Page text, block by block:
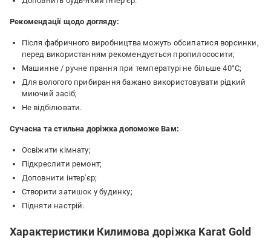
Рекомендації щодо догляду:
Після фабричного виробництва можуть обсипатися ворсинки,
перед використанням рекомендується пропилососити;
Машинне / ручне прання при температурі не більше 40°C;
Для вологого прибирання бажано використовувати рідкий
миючий засіб;
Не відбілювати.
Сучасна та стильна доріжка допоможе Вам:
Освіжити кімнату;
Підкреслити ремонт;
Доповнити інтер'єр;
Створити затишок у будинку;
Підняти настрій.
Характеристики Килимова доріжка Karat Gold